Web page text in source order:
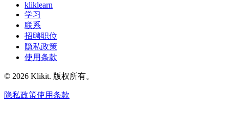
kliklearn
学习
联系
招聘职位
隐私政策
使用条款
© 2026 Klikit. 版权所有。
隐私政策使用条款